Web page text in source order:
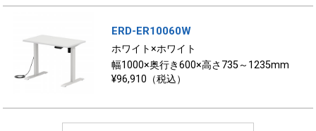
ERD-ER10060W
ホワイト×ホワイト
幅1000×奥行き600×高さ735～1235mm
¥96,910（税込）